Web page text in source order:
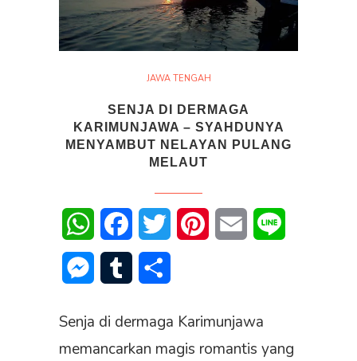
JAWA TENGAH
SENJA DI DERMAGA
KARIMUNJAWA – SYAHDUNYA
MENYAMBUT NELAYAN PULANG
MELAUT
WhatsAppFacebookTwitter PinterestEmail
Messenger
Tumblr
Senja di dermaga Karimunjawa
memancarkan magis romantis yang